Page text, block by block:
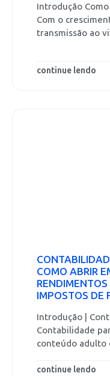
Introdução
Com o
transmissão ao
continue lendo
COMO ABRIR
IMPOSTOS DE
Introdução |
Contabilidade
conteúdo adulto
continue lendo